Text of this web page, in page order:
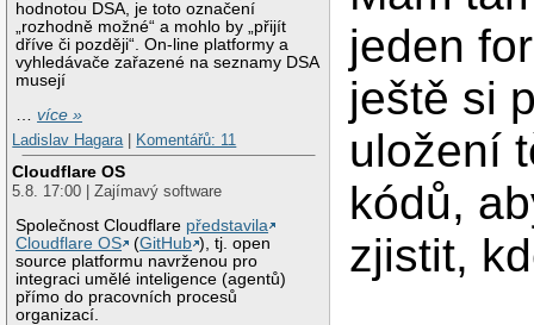
hodnotou DSA, je toto označení
„rozhodně možné“ a mohlo by „přijít
dříve či později“. On-line platformy a
vyhledávače zařazené na seznamy DSA
musejí
…více »
Ladislav Hagara| Komentářů: 11
Cloudflare OS
5.8. 17:00 | Zajímavý software
Společnost Cloudflare představila
Cloudflare OS
(GitHub ), tj. open
source platformu navrženou pro
integraci umělé inteligence (agentů)
přímo do pracovních procesů
organizací.
jeden
ještě si
uložení
kódů,
zjistit,